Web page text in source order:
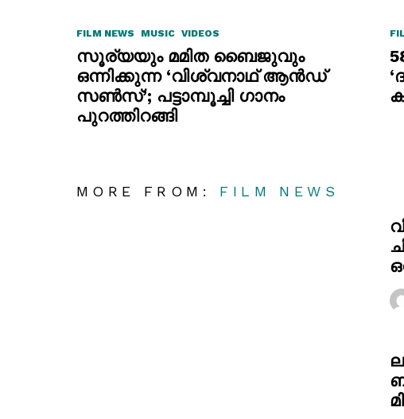
FILM NEWS MUSIC VIDEOS
സൂര്യയും മമിത ബൈജുവും
ഒന്നിക്കുന്ന ‘വിശ്വനാഥ് ആൻഡ്
സൺസ്’; പട്ടാമ്പൂച്ചി ഗാനം
പുറത്തിറങ്ങി
MORE FROM: FILM NEWS